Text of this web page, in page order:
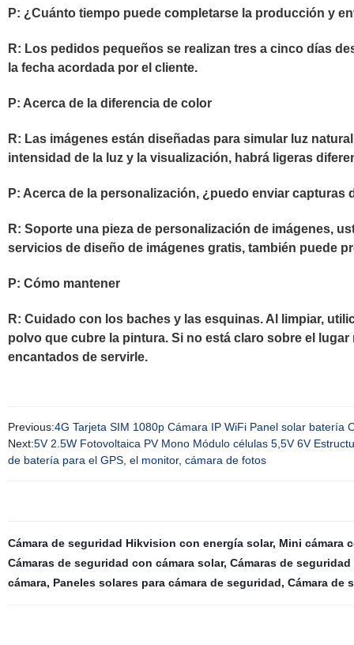
P: ¿Cuánto tiempo puede completarse la producción y
R: Los pedidos pequeños se realizan tres a cinco días
la fecha acordada por el cliente.
P: Acerca de la diferencia de color
R: Las imágenes están diseñadas para simular luz
intensidad de la luz y la visualización, habrá ligeras
P: Acerca de la personalización, ¿puedo enviar capturas
R: Soporte una pieza de personalización de imágenes,
servicios de diseño de imágenes gratis, también puede
P: Cómo mantener
R: Cuidado con los baches y las esquinas. Al limpiar,
polvo que cubre la pintura. Si no está claro sobre el
encantados de servirle.
Previous:4G Tarjeta SIM 1080p Cámara IP WiFi Panel solar
Next:5V 2.5W Fotovoltaica PV Mono Módulo células 5,5V 6V
de batería para el GPS, el monitor, cámara de fotos
Cámara de seguridad Hikvision con energía solar, Mini cámara
Cámaras de seguridad con cámara solar, Cámaras de
cámara, Paneles solares para cámara de seguridad, Cámara de